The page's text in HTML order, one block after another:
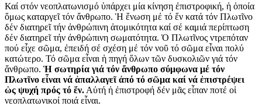
Καί στόν νεοπλατωνισμό ὑπάρχει μία κίνηση ἐπιστροφική, ἡ ὁποία
ὅμως καταργεῖ τόν ἄνθρωπο. Ἡ ἕνωση μέ τό ἕν κατά τόν Πλωτῖνο
δέν διατηρεῖ τήν ἀνθρώπινη ἀτομικότητα καί σέ καμιά περίπτωση
δέν διατηρεῖ τήν ἀνθρώπινη σωματότητα. Ὁ Πλωτῖνος ντρεπόταν
πού εἶχε σῶμα, ἐπειδή σέ σχέση μέ τόν νοῦ τό σῶμα εἶναι πολύ
κατώτερο. Τό σῶμα εἶναι ἡ πηγή ὅλων τῶν δυσκολιῶν γιά τόν
ἄνθρωπο. Ἡ σωτηρία γιά τόν ἄνθρωπο σύμφωνα μέ τόν
Πλωτῖνο εἶναι νά ἀπαλλαγεῖ ἀπό τό σῶμα καί νά ἐπιστρέψει
ὡς ψυχή πρός τό ἕν. Αὐτή ἡ ἐπιστροφή δέν μᾶς εἶπαν ποτέ οἱ
νεοπλατωνικοί ποιά εἶναι.